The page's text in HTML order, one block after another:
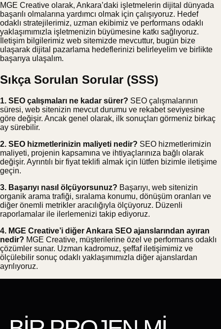
MGE Creative olarak, Ankara’daki işletmelerin dijital dünyada
başarılı olmalarına yardımcı olmak için çalışıyoruz. Hedef
odaklı stratejilerimiz, uzman ekibimiz ve performans odaklı
yaklaşımımızla işletmenizin büyümesine katkı sağlıyoruz.
İletişim bilgilerimiz web sitemizde mevcuttur, bugün bize
ulaşarak dijital pazarlama hedeflerinizi belirleyelim ve birlikte
başarıya ulaşalım.
Sıkça Sorulan Sorular (SSS)
1. SEO çalışmaları ne kadar sürer? SEO çalışmalarının
süresi, web sitenizin mevcut durumu ve rekabet seviyesine
göre değişir. Ancak genel olarak, ilk sonuçları görmeniz birkaç
ay sürebilir.
2. SEO hizmetlerinizin maliyeti nedir? SEO hizmetlerimizin
maliyeti, projenin kapsamına ve ihtiyaçlarınıza bağlı olarak
değişir. Ayrıntılı bir fiyat teklifi almak için lütfen bizimle iletişime
geçin.
3. Başarıyı nasıl ölçüyorsunuz? Başarıyı, web sitenizin
organik arama trafiği, sıralama konumu, dönüşüm oranları ve
diğer önemli metrikler aracılığıyla ölçüyoruz. Düzenli
raporlamalar ile ilerlemenizi takip ediyoruz.
4. MGE Creative’i diğer Ankara SEO ajanslarından ayıran
nedir? MGE Creative, müşterilerine özel ve performans odaklı
çözümler sunar. Uzman kadromuz, şeffaf iletişimimiz ve
ölçülebilir sonuç odaklı yaklaşımımızla diğer ajanslardan
ayrılıyoruz.